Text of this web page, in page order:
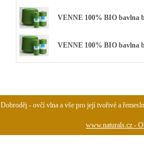
VENNE 100% BIO bavlna
VENNE 100% BIO bavlna
Dobroděj - ovčí vlna a vše pro její tvořivé a
www.naturals.cz -